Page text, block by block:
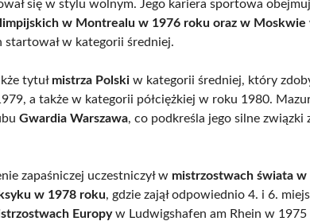
się w stylu wolnym. Jego kariera sportowa
w Montrealu w 1976 roku oraz w Moskwie
startował w kategorii średniej.
tytuł mistrza Polski w kategorii średniej, który
a także w kategorii półciężkiej w roku 1980.
Gwardia Warszawa, co podkreśla jego silne związki
zapaśniczej uczestniczył w mistrzostwach świata w
w 1978 roku, gdzie zajął odpowiednio 4. i 6.
Europyw Ludwigshafen am Rhein w 1975